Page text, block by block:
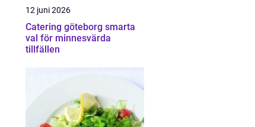
12 juni 2026
Catering göteborg smarta
val för minnesvärda
tillfällen